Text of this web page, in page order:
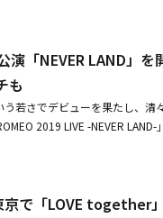
ジニョクが出演。キム・ウソク
◆iKON：9月15日デビュー
いて誕生したグループ。デビュ
SCENARIO」は子供たちの間
ーの翌年に日本デビューを果
はもちろん、流暢な日本語で
ェヨンとキ・ヒヒョンが「プロ
ーに選ばれ、UNI.Tのメンバー
ましのメッセージもたくさん
します。周りの知人たちから
がこんなにおしゃべりな方だ
と思いました」とし出演後に
は、グループ活動の可能性を
。それぞれ任せられた役割の
だ』とも言われたかったです
望される方は正規料金をお支払
各公演の3日前まで・座席はお
ではございません。・複数枚
公演日の3日前までに電子チケ
ハイタッチ＊1曲撮影【有料
）＊個別ワイドチェキ撮影会
撮影会（個別）2,000円（税
め起動し、タイマー機能はお
ることになって実感が沸かな
ます。僕を忘れないでくださ
れなかった。カイルが所属し
LAND-」を開催する予定
特典にはフォトタイムやハイタ
演「NEVER LAND」
も
若さでデビューを果たし、清
2019 LIVE -NEVER
」＜日程＞2019年4月14日（
13:30 / 開演 14:002部 開場
京で「LOVE together